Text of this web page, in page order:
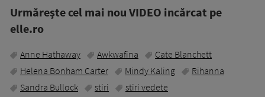
Urmăreşte cel mai nou VIDEO incărcat pe
elle.ro
Anne Hathaway Awkwafina
Cate Blanchett
Helena Bonham Carter
Mindy Kaling
Rihanna
Sandra Bullock
stiri stiri vedete